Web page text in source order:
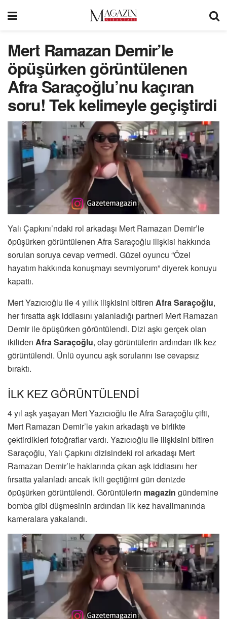
Mert Ramazan Demir’le
öpüşürken görüntülenen
Afra Saraçoğlu’nu kaçıran
soru! Tek kelimeyle geçiştirdi
Yalı Çapkını’ndaki rol arkadaşı Mert Ramazan Demir’le
öpüşürken görüntülenen Afra Saraçoğlu ilişkisi hakkında
sorulan soruya cevap vermedi. Güzel oyuncu “Özel
hayatım hakkında konuşmayı sevmiyorum” diyerek konuyu
kapattı.
Mert Yazıcıoğlu ile 4 yıllık ilişkisini bitiren Afra Saraçoğlu,
her fırsatta aşk iddiasını yalanladığı partneri Mert Ramazan
Demir ile öpüşürken görüntülendi. Dizi aşkı gerçek olan
ikiliden Afra Saraçoğlu, olay görüntülerin ardından ilk kez
görüntülendi. Ünlü oyuncu aşk sorularını ise cevapsız
bıraktı.
İLK KEZ GÖRÜNTÜLENDİ
4 yıl aşk yaşayan Mert Yazıcıoğlu ile Afra Saraçoğlu çifti,
Mert Ramazan Demir’le yakın arkadaştı ve birlikte
çektirdikleri fotoğraflar vardı. Yazıcıoğlu ile ilişkisini bitiren
Saraçoğlu, Yalı Çapkını dizisindeki rol arkadaşı Mert
Ramazan Demir’le haklarında çıkan aşk iddiasını her
fırsatta yalanladı ancak ikili geçtiğimi gün denizde
öpüşürken görüntülendi. Görüntülerin magazin gündemine
bomba gibi düşmesinin ardından ilk kez havalimanında
kameralara yakalandı.